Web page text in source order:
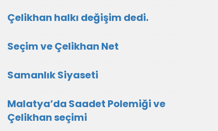
Çelikhan halkı değişim dedi.
Seçim ve Çelikhan Net
Samanlık Siyaseti
Malatya’da Saadet Polemiği ve
Çelikhan seçimi